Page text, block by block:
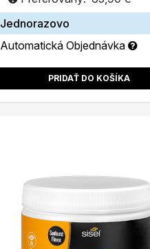
Jednorazovo
Automatická Objednávka
PRIDAŤ DO KOŠÍKA